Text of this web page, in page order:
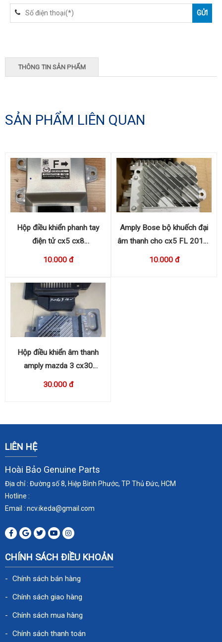
THÔNG TIN SẢN PHẨM
SẢN PHẨM LIÊN QUAN
Hộp điều khiển phanh tay
điện tử cx5 cx8
KC9E437E1A
10.000 đ
Amply Bose bộ khuếch đại
âm thanh cho cx5 FL 2016-
2017 KA0G 66A20
10.000 đ
Hộp điều khiển âm thanh
amply mazda 3 cx30
BDGF66A20
30.000 đ
LIÊN HỆ
Hoài Bảo Genuine Parts
Địa chỉ : Đường số 8, Hiệp Bình Phước, TP Thủ Đức, HCM
Hotline :
Email : ncv.ikeda@gmail.com
CHÍNH SÁCH ĐIỀU KHOẢN
Chính sách bán hàng
Chính sách giao hàng
Chính sách mua hàng
Chính sách thanh toán